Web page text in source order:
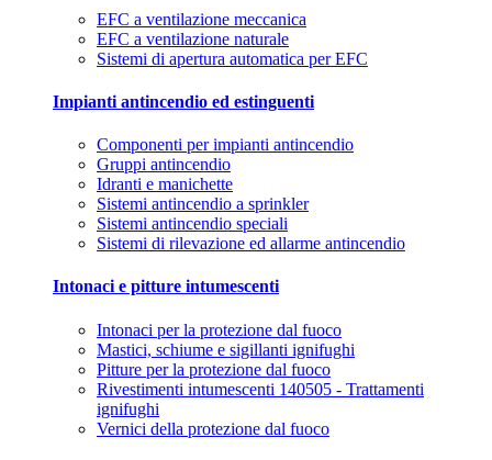
EFC a ventilazione meccanica
EFC a ventilazione naturale
Sistemi di apertura automatica per EFC
Impianti antincendio ed estinguenti
Componenti per impianti antincendio
Gruppi antincendio
Idranti e manichette
Sistemi antincendio a sprinkler
Sistemi antincendio speciali
Sistemi di rilevazione ed allarme antincendio
Intonaci e pitture intumescenti
Intonaci per la protezione dal fuoco
Mastici, schiume e sigillanti ignifughi
Pitture per la protezione dal fuoco
Rivestimenti intumescenti 140505 - Trattamenti
ignifughi
Vernici della protezione dal fuoco